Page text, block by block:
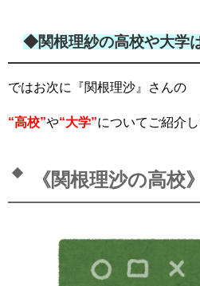
◆関根理紗の高校や大学
ではお次に『関根理沙』さんの
“高校”や“大学”についてご紹介し
《関根理沙の高校》